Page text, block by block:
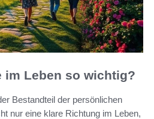
im Leben so wichtig?
Bestandteil der persönlichen
nur eine klare Richtung im Leben,